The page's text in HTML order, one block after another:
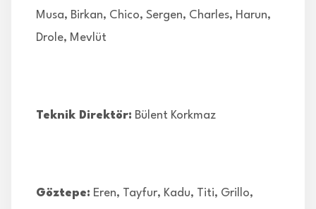
Musa, Birkan, Chico, Sergen, Charles, Harun,
Drole, Mevlüt
Teknik Direktör: Bülent Korkmaz
Göztepe: Eren, Tayfur, Kadu, Titi, Grillo,